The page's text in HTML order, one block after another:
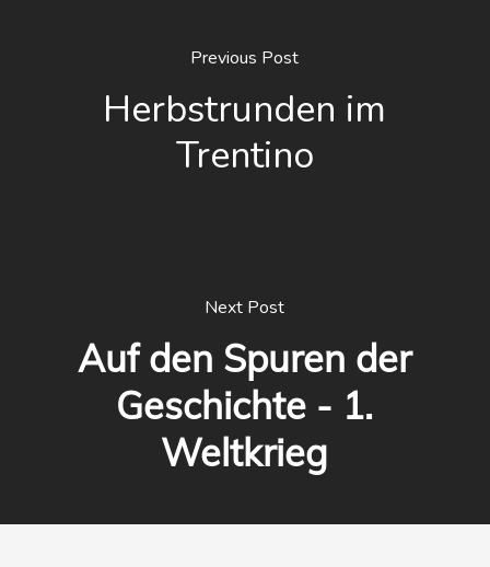
Previous Post
Herbstrunden im
Trentino
Next Post
Auf den Spuren der
Geschichte - 1.
Weltkrieg